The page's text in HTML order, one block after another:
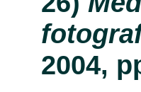
2004,